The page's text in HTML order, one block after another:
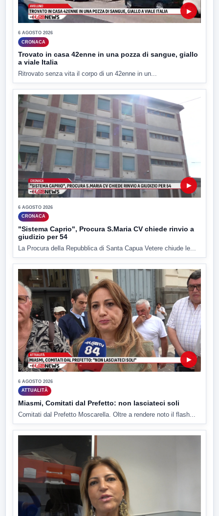
▶
6 AGOSTO 2026
CRONACA
Trovato in casa 42enne in una pozza di sangue, giallo
a viale Italia
Ritrovato senza vita il corpo di un 42enne in un...
▶
6 AGOSTO 2026
CRONACA
"Sistema Caprio", Procura S.Maria CV chiede rinvio a
giudizio per 54
La Procura della Repubblica di Santa Capua Vetere chiude le...
▶
6 AGOSTO 2026
ATTUALITÀ
Miasmi, Comitati dal Prefetto: non lasciateci soli
Comitati dal Prefetto Moscarella. Oltre a rendere noto il flash...